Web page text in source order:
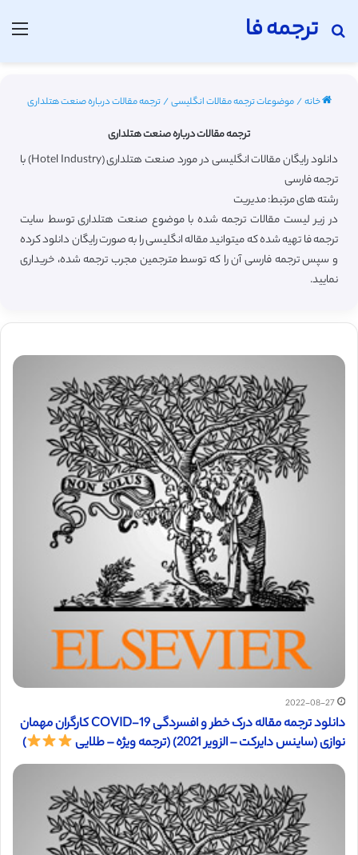
ترجمه فا
جستجو برای
خانه/موضوعات ترجمه مقالات انگلیسی/ترجمه مقالات درباره صنعت هتلداری
ترجمه مقالات درباره صنعت هتلداری
دانلود رایگان مقالات انگلیسی در مورد صنعت هتلداری (Hotel Industry) با
ترجمه فارسی
رشته های مرتبط: مدیریت
در زیر لیست مقالات ترجمه شده با موضوع صنعت هتلداری توسط سایت
ترجمه فا تهیه شده که میتوانید مقاله انگلیسی را به صورت رایگان دانلود کرده
و سپس ترجمه فارسی آن را که توسط مترجمین مجرب ترجمه شده، خریداری
نمایید.
2022-08-27
دانلود ترجمه مقاله درک خطر و افسردگی COVID-19 کارگران مهمان
نوازی (ساینس دایرکت – الزویر 2021) (ترجمه ویژه – طلایی
)